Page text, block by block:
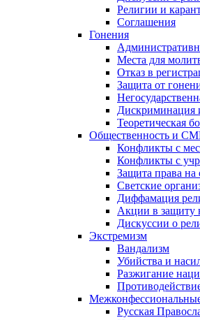
Религии и
Соглашения
Гонения
Места для
Отказ в
Защита от
Дискриминация
Теоретическая
Общественность и
Конфликты с
Конфликты с
Защита права на
Светские
Диффамация
Акции в защиту
Дискуссии о
Экстремизм
Вандализм
Убийства и
Разжигание
Русская